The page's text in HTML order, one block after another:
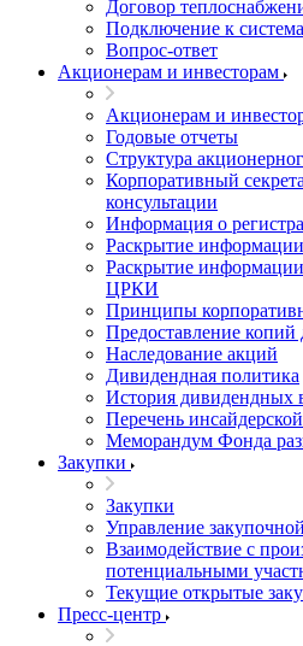
Договор
Подключение к
Вопрос-ответ
Акционерам и инвесторам
Акционерам и
Годовые отчеты
Структура
Корпоративный
консультации
Информация о
Раскрытие информации
Раскрытие
ЦРКИ
Принципы
Предоставление копий
Наследование акций
Дивидендная политика
История дивидендных
Перечень
Меморандум Фонда
Закупки
Закупки
Управление
Взаимодействие с
потенциальными
Текущие открытые
Пресс-центр